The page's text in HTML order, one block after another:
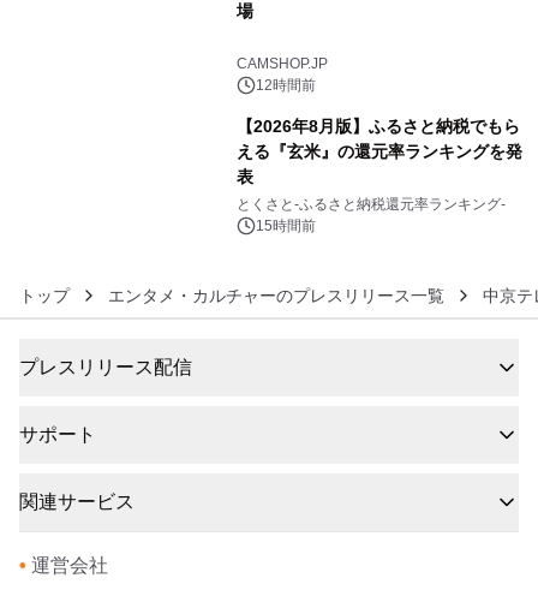
場
CAMSHOP.JP
12時間前
【2026年8月版】ふるさと納税でもら
える『玄米』の還元率ランキングを発
表
とくさと-ふるさと納税還元率ランキング-
15時間前
トップ エンタメ・カルチャーのプレスリリース一覧 中京テ
プレスリリース配信
サポート
関連サービス
• 運営会社